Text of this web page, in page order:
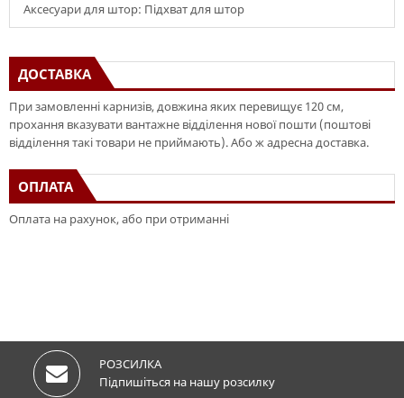
Аксесуари для штор: Підхват для штор
ДОСТАВКА
При замовленні карнизів, довжина яких перевищує 120 см,
прохання вказувати вантажне відділення нової пошти (поштові
відділення такі товари не приймають). Або ж адресна доставка.
ОПЛАТА
Оплата на рахунок, або при отриманні
РОЗСИЛКА
Підпишіться на нашу розсилку